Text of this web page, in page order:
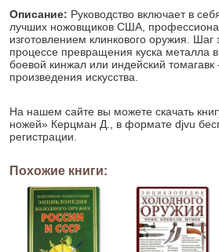
Описание: Руководство включает в
лучших ножовщиков США,
изготовлением клинкового оружия.
процессе превращения куска металла
боевой кинжал или индейский
произведения искусства.
На нашем сайте вы можете скачать
ножей» Керцман Д., в формате djvu
регистрации.
Похожие книги: